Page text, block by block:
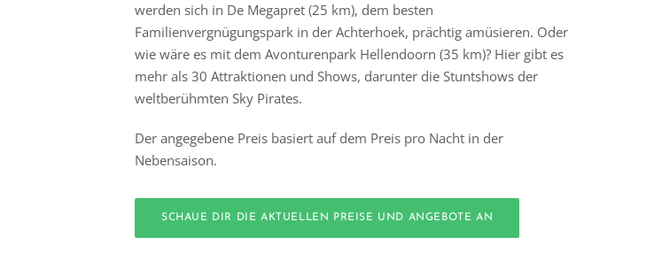
werden sich in De Megapret (25 km), dem besten
Familienvergnügungspark in der Achterhoek, prächtig amüsieren. Oder
wie wäre es mit dem Avonturenpark Hellendoorn (35 km)? Hier gibt es
mehr als 30 Attraktionen und Shows, darunter die Stuntshows der
weltberühmten Sky Pirates.
Der angegebene Preis basiert auf dem Preis pro Nacht in der
Nebensaison.
SCHAUE DIR DIE AKTUELLEN PREISE UND ANGEBOTE AN